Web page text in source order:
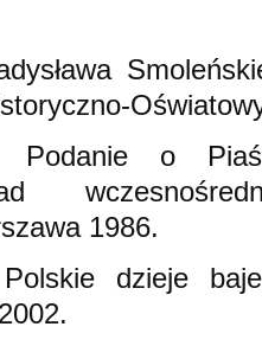
Podanie o
1986.
dzieje